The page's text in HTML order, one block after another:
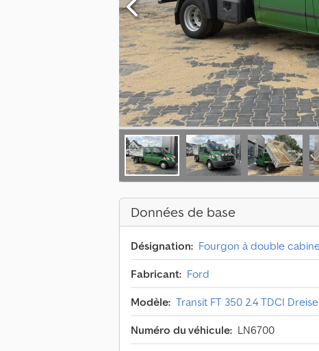
Données de base
Désignation: Fourgon à double
Fabricant: Ford
Modèle: Transit FT 350 2.4 TDCI
Numéro du véhicule: LN6700